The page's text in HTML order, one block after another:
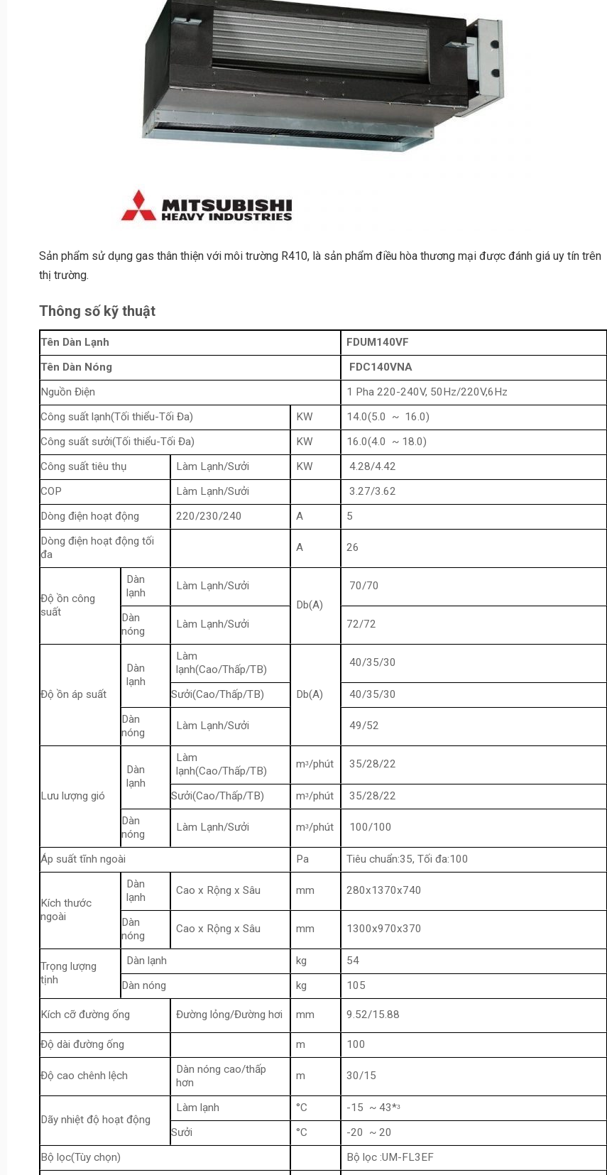
Sản phẩm sử dụng gas thân thiện với môi trường R410, là sản phẩm điều hòa thương mại được đánh giá uy tín trên
thị trường.
Thông số kỹ thuật
Tên Dàn Lạnh
FDUM140VF
Tên Dàn Nóng
FDC140VNA
Nguồn Điện
1 Pha 220-240V, 50Hz/220V,6Hz
Công suất lạnh(Tối thiểu-Tối Đa)
KW
14.0(5.0 ~ 16.0)
Công suất sưởi(Tối thiểu-Tối Đa)
KW
16.0(4.0 ~ 18.0)
Công suất tiêu thụ
Làm Lạnh/Sưởi KW
4.28/4.42
COP
Làm Lạnh/Sưởi
3.27/3.62
Dòng điện hoạt động
220/230/240 A
5
Dòng điện hoạt động tối
đa
A 26
Độ ồn công
suất
Dàn
lạnh
Làm Lạnh/Sưởi
Db(A)
70/70
Dàn
nóng
Làm Lạnh/Sưởi 72/72
Độ ồn áp suất
Dàn
lạnh
Làm
lạnh(Cao/Thấp/TB)
Db(A)
40/35/30
Sưởi(Cao/Thấp/TB)
40/35/30
Dàn
nóng
Làm Lạnh/Sưởi 49/52
Lưu lượng gió
Dàn
lạnh
Làm
lạnh(Cao/Thấp/TB)
mᶟ/phút 35/28/22
Sưởi(Cao/Thấp/TB) mᶟ/phút
35/28/22
Dàn
nóng
Làm Lạnh/Sưởi mᶟ/phút 100/100
Áp suất tĩnh ngoài Pa Tiêu chuẩn:35, Tối đa:100
Kích thước
ngoài
Dàn
lạnh
Cao x Rộng x Sâu mm 280x1370x740
Dàn
nóng
Cao x Rộng x Sâu mm 1300x970x370
Trọng lượng
tịnh
Dàn lạnh kg
54
Dàn nóng
kg 105
Kích cỡ đường ống Đường lỏng/Đường hơi mm 9.52/15.88
Độ dài đường ống m 100
Độ cao chênh lệch
Dàn nóng cao/thấp
hơn
m 30/15
Dãy nhiệt độ hoạt động
Làm lạnh °C
-15 ~ 43*ᶟ
Sưởi
°C
-20 ~ 20
Bộ lọc(Tùy chọn)
Bộ lọc :UM-FL3EF